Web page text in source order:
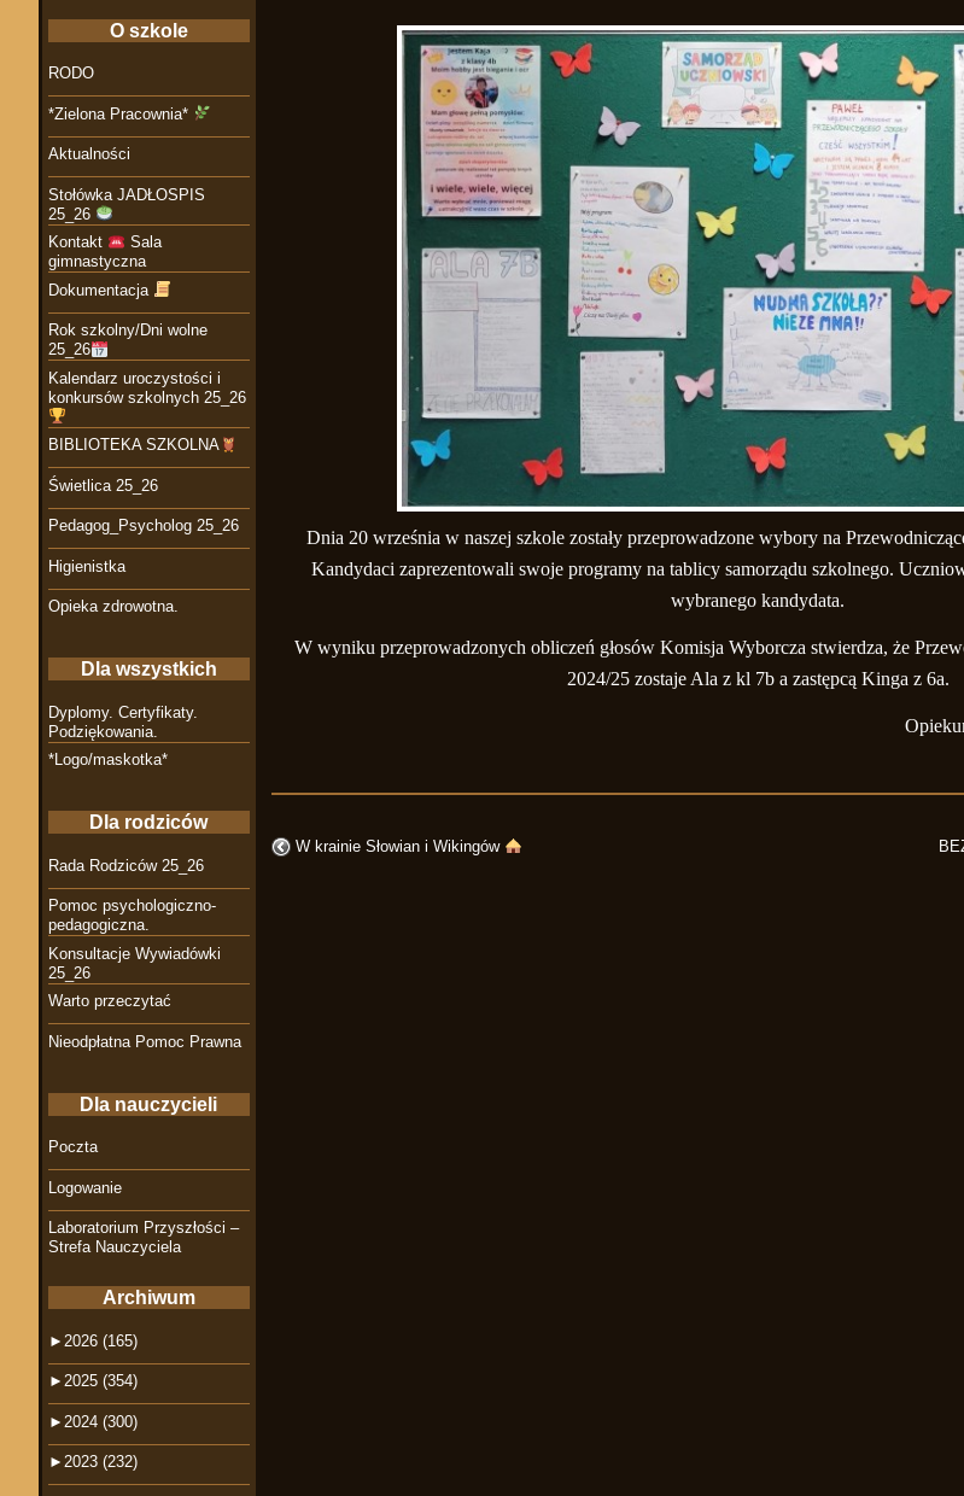
Dnia 20 września w naszej szkole zostały przeprowadzone wybory na
Kandydaci zaprezentowali swoje programy na tablicy samorządu szkolnego.
wybranego kandydata.
W wyniku przeprowadzonych obliczeń głosów Komisja Wyborcza stwierdza, że
2024/25 zostaje Ala z kl 7b a zastępcą Kinga z 6a.
W krainie Słowian i Wikingów
O szkole
RODO
*Zielona Pracownia*
Aktualności
Stołówka JADŁOSPIS
25_26
Kontakt
Sala
gimnastyczna
Dokumentacja
Rok szkolny/Dni wolne
25_26
Kalendarz uroczystości i
konkursów szkolnych 25_26
BIBLIOTEKA SZKOLNA
Świetlica 25_26
Pedagog_Psycholog 25_26
Higienistka
Opieka zdrowotna.
Dla wszystkich
Dyplomy. Certyfikaty.
Podziękowania.
*Logo/maskotka*
Dla rodziców
Rada Rodziców 25_26
Pomoc psychologiczno-
pedagogiczna.
Konsultacje Wywiadówki
25_26
Warto przeczytać
Nieodpłatna Pomoc Prawna
Dla nauczycieli
Poczta
Logowanie
Laboratorium Przyszłości –
Strefa Nauczyciela
Archiwum
► 2026 (165)
► 2025 (354)
► 2024 (300)
► 2023 (232)